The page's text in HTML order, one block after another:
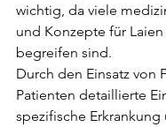
wichtig, da viele
und Konzepte für Laien
begreifen sind.
Durch den Einsatz von
Patienten detaillierte
spezifische Erkrankung